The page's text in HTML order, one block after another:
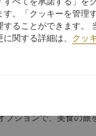
のお祝い
コイズブルーの海
ションから、誕生日
注文体験は、シェ
プションで、美食の旅
。「クッキーを管理
ることができます。
関する詳細は、 クッ